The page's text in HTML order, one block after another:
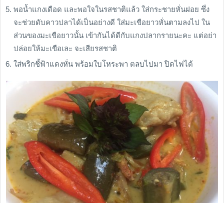
พอน้ำแกงเดือด และพอใจในรสชาติแล้ว ใส่กระชายหั่นฝอย ซึ่ง
จะช่วยดับคาวปลาได้เป็นอย่างดี ใส่มะเขือยาวหั่นตามลงไป ใน
ส่วนของมะเขือยาวนั้น เข้ากันได้ดีกับแกงปลากรายนะคะ แต่อย่า
ปล่อยให้มะเขือเละ จะเสียรสชาติ
ใส่พริกชี้ฟ้าแดงหั่น พร้อมใบโหระพา ตลบไปมา ปิดไฟได้